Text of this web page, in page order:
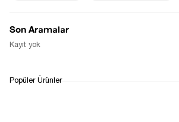
İADE&DEĞİŞİM
Son Aramalar
Kayıt yok
Popüler Ürünler